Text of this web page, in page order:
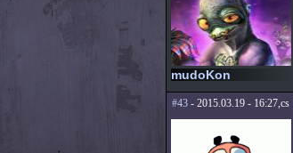
mudoKon
#43- 2015.03.19 - 16:27,cs